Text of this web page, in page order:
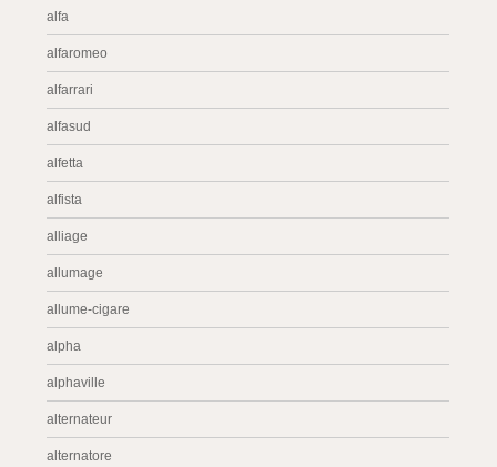
alfa
alfaromeo
alfarrari
alfasud
alfetta
alfista
alliage
allumage
allume-cigare
alpha
alphaville
alternateur
alternatore